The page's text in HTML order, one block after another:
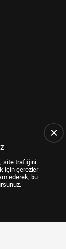
site trafiğini
için çerezler
ederek, bu